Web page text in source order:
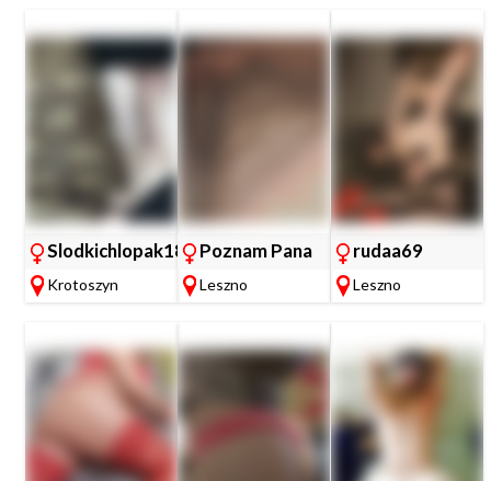
Slodkichlopak18
Krotoszyn
Poznam Pana
Leszno
rudaa69
Leszno